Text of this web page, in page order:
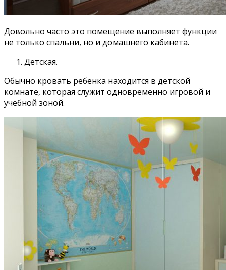
Довольно часто это помещение выполняет функции
не только спальни, но и домашнего кабинета.
Детская.
Обычно кровать ребенка находится в детской
комнате, которая служит одновременно игровой и
учебной зоной.